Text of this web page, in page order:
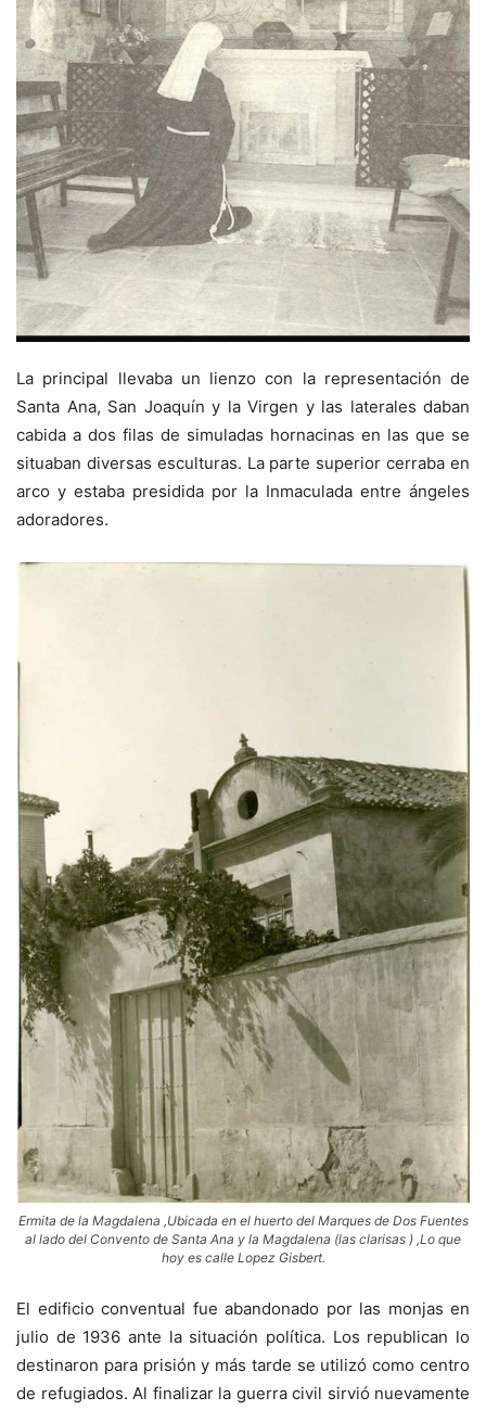
La principal llevaba un lienzo con la representación de
Santa Ana, San Joaquín y la Virgen y las laterales daban
cabida a dos filas de simuladas hornacinas en las que se
situaban diversas esculturas. La parte superior cerraba en
arco y estaba presidida por la Inmaculada entre ángeles
adoradores.
Ermita de la Magdalena ,Ubicada en el huerto del Marques de Dos Fuentes
al lado del Convento de Santa Ana y la Magdalena (las clarisas ) ,Lo que
hoy es calle Lopez Gisbert.
El edificio conventual fue abandonado por las monjas en
julio de 1936 ante la situación política. Los republican lo
destinaron para prisión y más tarde se utilizó como centro
de refugiados. Al finalizar la guerra civil sirvió nuevamente